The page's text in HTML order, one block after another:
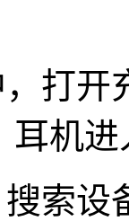
打
耳机
索设